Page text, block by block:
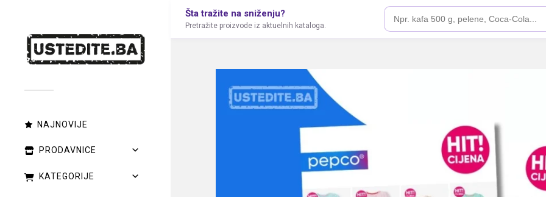
NAJNOVIJE
PRODAVNICE
KATEGORIJE
Šta tražite na sniženju?
Pretražite proizvode iz aktuelnih kataloga.